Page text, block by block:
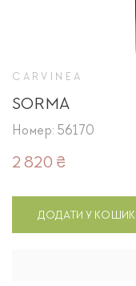
CARVINEA
SORMA
Номер: 56170
2 820 ₴
ДОДАТИ У КОШИК